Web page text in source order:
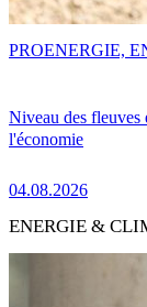
Niveau des fleuves
l'économie
04.08.2026
PROENERGIE,
ENERGIE &